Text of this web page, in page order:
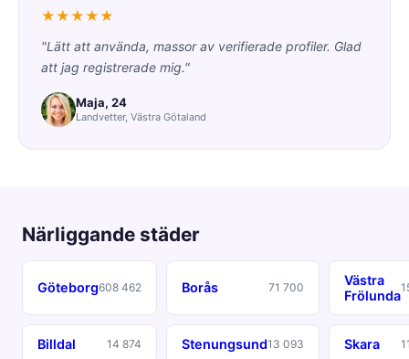
★★★★★
"Lätt att använda, massor av verifierade profiler. Glad
att jag registrerade mig."
Maja, 24
Landvetter, Västra Götaland
Närliggande städer
Göteborg608 462 Borås 71 700
Västra
Frölunda
Billdal 14 874 Stenungsund13 093 Skara